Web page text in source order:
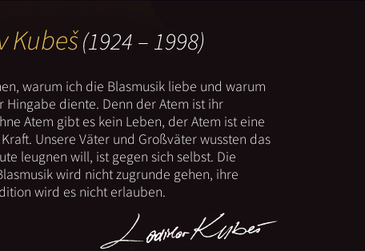
Kubeš(1924 – 1998)
warum ich die Blasmusik liebe und warum
Hingabe diente. Denn der Atem ist ihr
Atem gibt es kein Leben, der Atem ist eine
Unsere Väter und Großväter wussten das
leugnen will, ist gegen sich selbst. Die
wird nicht zugrunde gehen, ihre
wird es nicht erlauben.